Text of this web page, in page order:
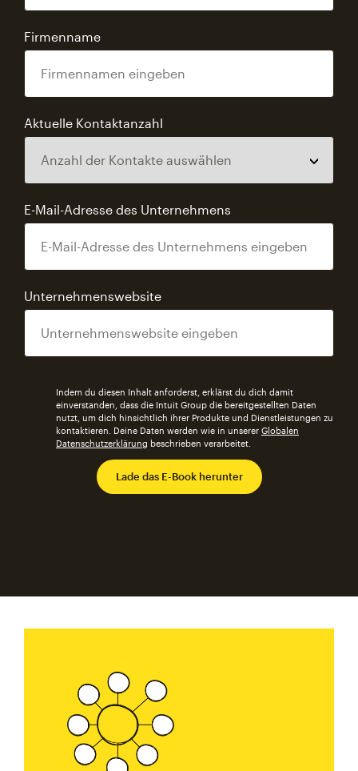
Firmenname
Aktuelle Kontaktanzahl
E-Mail-Adresse des Unternehmens
Unternehmenswebsite
Indem du diesen Inhalt anforderst, erklärst du dich damit
einverstanden, dass die Intuit Group die bereitgestellten Daten
nutzt, um dich hinsichtlich ihrer Produkte und Dienstleistungen zu
kontaktieren. Deine Daten werden wie in unserer Globalen
Datenschutzerklärung beschrieben verarbeitet.